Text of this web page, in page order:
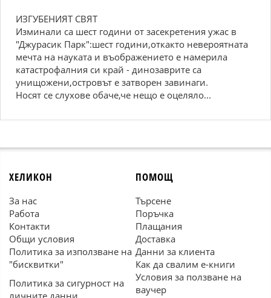
ИЗГУБЕНИЯТ СВЯТ
Изминали са шест години от засекретения ужас в
"Джурасик Парк":шест години,откакто невероятната
мечта на науката и въображението е намерила
катастрофалния си край - динозаврите са
унищожени,островът е затворен завинаги.
Носят се слухове обаче,че нещо е оцеляло...
ХЕЛИКОН
За нас
Работа
Контакти
Общи условия
Политика за използване на
"бисквитки"
Политика за сигурност на
личните данни
ПОМОЩ
Търсене
Поръчка
Плащания
Доставка
Данни за клиента
Как да свалим е-книги
Условия за ползване на
ваучер